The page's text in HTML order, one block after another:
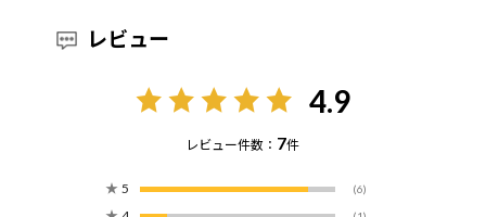
レビュー
4.9
レビュー件数： 7件
★ 5 (6)